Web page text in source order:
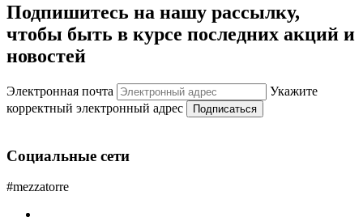
Подпишитесь на нашу рассылку,
чтобы быть в курсе последних акций и
новостей
Электронная почта
Укажите
корректный электронный адрес
Подписаться
Социальные сети
#mezzatorre